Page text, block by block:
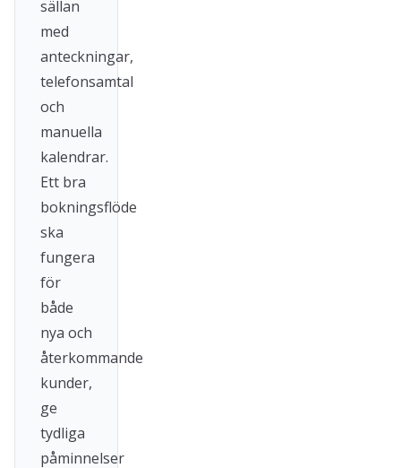
sällan
med
anteckningar,
telefonsamtal
och
manuella
kalendrar.
Ett bra
bokningsflöde
ska
fungera
för
både
nya och
återkommande
kunder,
ge
tydliga
påminnelser